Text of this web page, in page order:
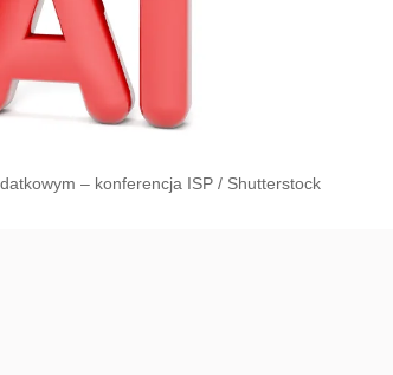
– konferencja ISP / Shutterstock